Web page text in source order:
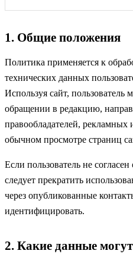
1. Общие положения
Политика применяется к
технических данных
Используя сайт, пользователь
обращении в редакцию,
правообладателей,
обычном просмотре страниц
Если пользователь не
следует прекратить
через опубликованные
идентифицировать.
2. Какие данные